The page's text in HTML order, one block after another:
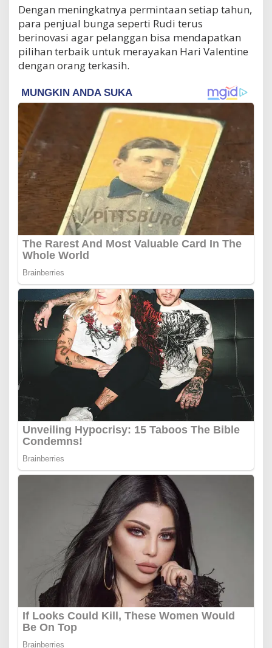
Dengan meningkatnya permintaan setiap tahun,
para penjual bunga seperti Rudi terus
berinovasi agar pelanggan bisa mendapatkan
pilihan terbaik untuk merayakan Hari Valentine
dengan orang terkasih.